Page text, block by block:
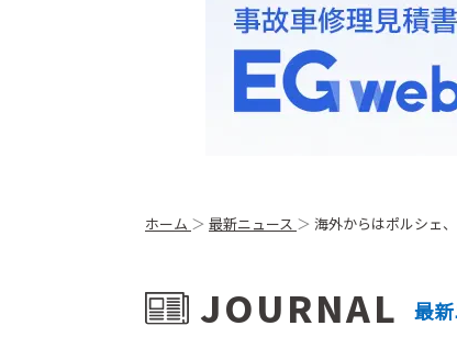
ホーム 最新ニュース 海外からはポルシェ
JOURNAL 最